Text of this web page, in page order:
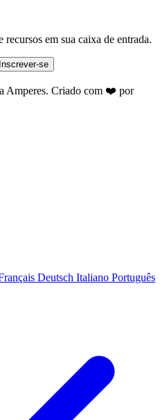
recursos em sua caixa de entrada.
Inscrever-se
Amperes. Criado com ❤️ por
Deutsch Italiano Português